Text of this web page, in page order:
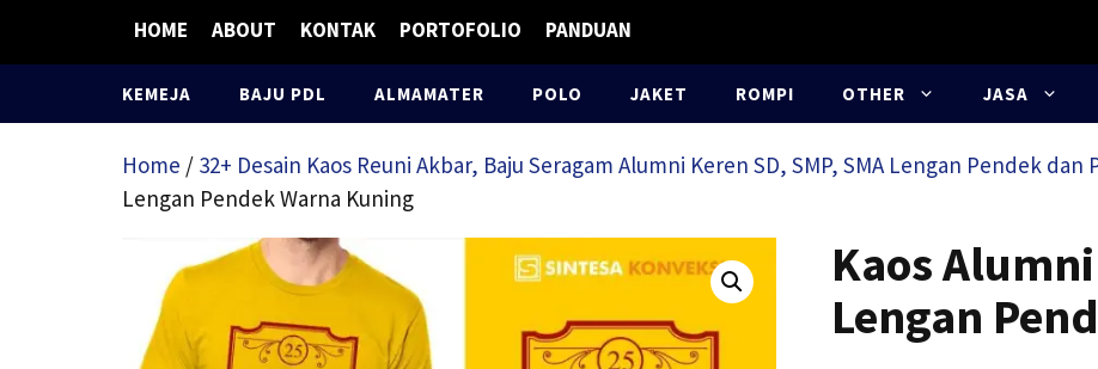
HOME ABOUT KONTAK PORTOFOLIO PANDUAN
KEMEJA BAJU PDL ALMAMATER POLO JAKET ROMPI OTHER JASA
Home / 32+ Desain Kaos Reuni Akbar, Baju Seragam Alumni Keren SD, SMP, SMA Lengan Pendek dan
Lengan Pendek Warna Kuning
Kaos
Lengan